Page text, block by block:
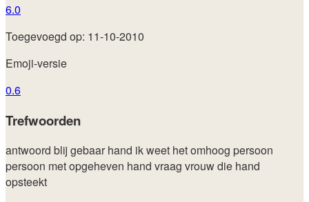
6.0
Toegevoegd op: 11-10-2010
Emoji-versie
0.6
Trefwoorden
antwoord blijgebaar hand ik weet hetomhoog persoon
persoon met opgeheven hand vraag vrouw die hand
opsteekt